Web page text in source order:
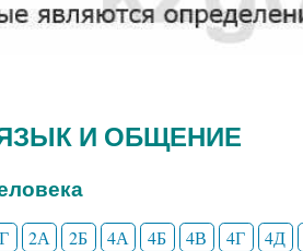
ЯЗЫК И ОБЩЕНИЕ
2А 2Б 4А 4Б 4В 4Г 4Д